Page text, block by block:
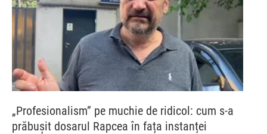
„Profesionalism” pe muchie de ridicol: cum s-a
prăbușit dosarul Rapcea în fața instanței